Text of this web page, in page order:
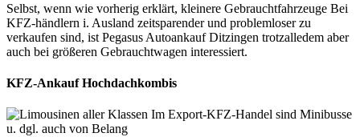
Selbst, wenn wie vorherig erklärt, kleinere Gebrauchtfahrzeuge Bei
KFZ-händlern i. Ausland zeitsparender und problemloser zu
verkaufen sind, ist Pegasus Autoankauf Ditzingen trotzalledem aber
auch bei größeren Gebrauchtwagen interessiert.
KFZ-Ankauf Hochdachkombis
Im Export-KFZ-Handel sind Minibusse
u. dgl. auch von Belang